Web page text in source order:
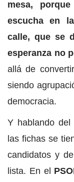
mesa,
escucha en
calle, que se
esperanza no
allá de
siendo
democracia.
Y hablando
las fichas se
candidatos y
lista. En el